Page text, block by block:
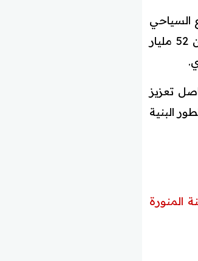
السياحي
خلال عام 2025، حيث تجاوز إجمالي الإنفاق السياحي للسياحة المحلية والوافدة من الخارج أكثر من 52 مليار
تعزيز
البنية
المنورة